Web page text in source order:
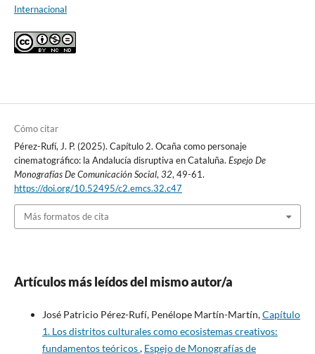
Internacional
Cómo citar
Pérez-Rufí, J. P. (2025). Capítulo 2. Ocaña como personaje
cinematográfico: la Andalucía disruptiva en Cataluña. Espejo De
Monografías De Comunicación Social, 32, 49-61.
https://doi.org/10.52495/c2.emcs.32.c47
Más formatos de cita
Artículos más leídos del mismo autor/a
José Patricio Pérez-Rufí, Penélope Martín-Martín,Capítulo
1. Los distritos culturales como ecosistemas creativos:
fundamentos teóricos, Espejo de Monografías de